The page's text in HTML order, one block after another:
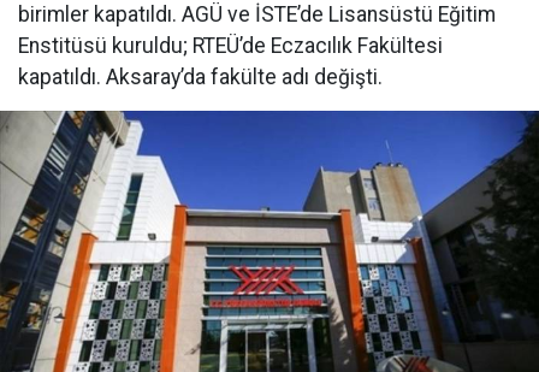
birimler kapatıldı. AGÜ ve İSTE’de Lisansüstü Eğitim
Enstitüsü kuruldu; RTEÜ’de Eczacılık Fakültesi
kapatıldı. Aksaray’da fakülte adı değişti.